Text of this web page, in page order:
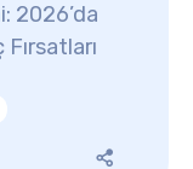
2026’da